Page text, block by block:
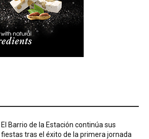
El Barrio de la Estación continúa sus
fiestas tras el éxito de la primera jornada